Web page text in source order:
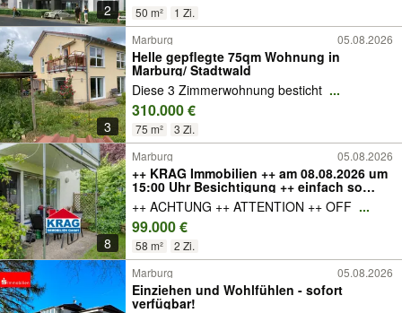
2 50 m² 1 Zi.
3
Marburg 05.08.2026
Helle gepflegte 75qm Wohnung in
Marburg/ Stadtwald
Diese 3 Zimmerwohnung besticht ...
310.000 €
75 m² 3 Zi.
8
Marburg 05.08.2026
++ KRAG Immobilien ++ am 08.08.2026 um
15:00 Uhr Besichtigung ++ einfach so
vorbeikommen ++
++ ACHTUNG ++ ATTENTION ++ OFF ...
99.000 €
58 m² 2 Zi.
Marburg 05.08.2026
Einziehen und Wohlfühlen - sofort
verfügbar!